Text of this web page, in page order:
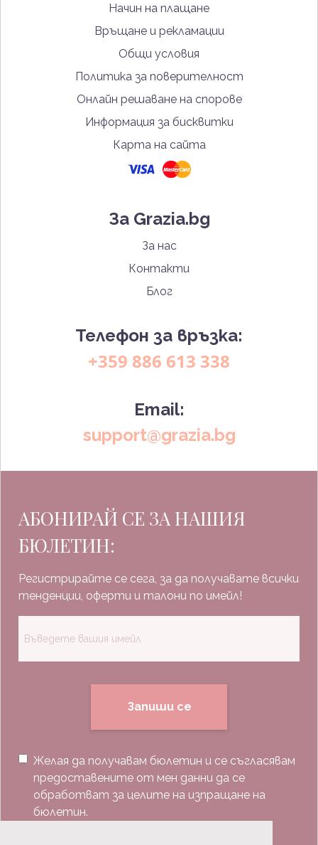
Начин на плащане
Връщане и рекламации
Общи условия
Политика за поверителност
Онлайн решаване на спорове
Информация за бисквитки
Карта на сайта
За Grazia.bg
За нас
Контакти
Блог
Телефон за връзка:
+359 886 613 338
Email:
support@grazia.bg
АБОНИРАЙ СЕ ЗА НАШИЯ
БЮЛЕТИН:
Регистрирайте се сега, за да получавате всички
тенденции, оферти и талони по имейл!
Запиши се
Желая да получавам бюлетин и се съгласявам
предоставените от мен данни да се
обработват за целите на изпращане на
бюлетин.